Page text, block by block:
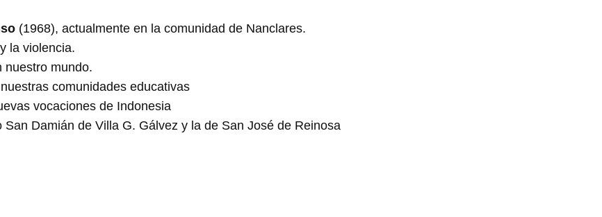
(1968), actualmente en la comunidad de Nanclares.
la violencia.
nuestro mundo.
comunidades educativas
vocaciones de Indonesia
Damián de Villa G. Gálvez y la de San José de Reinosa